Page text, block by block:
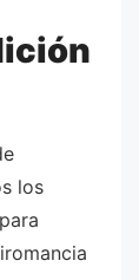
los